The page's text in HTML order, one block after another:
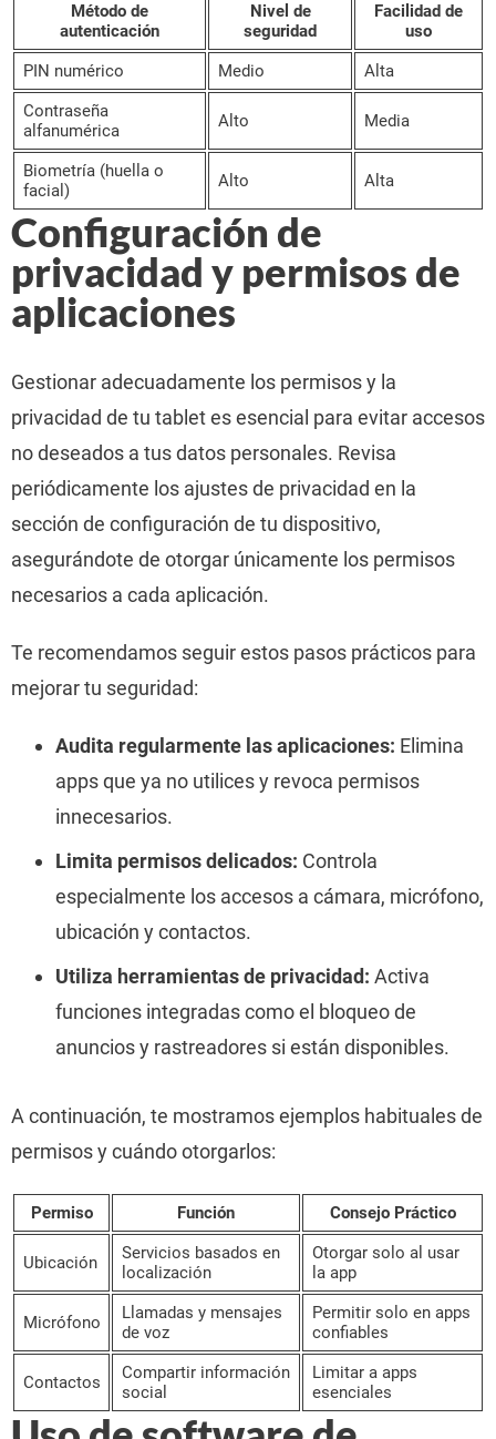
Método de
autenticación
Nivel de
seguridad
Facilidad de
uso
PIN numérico
Medio
Alta
Contraseña
alfanumérica
Alto Media
Biometría (huella o
facial)
Alto Alta
Configuración de
privacidad y permisos de
aplicaciones
Gestionar adecuadamente los permisos y la
privacidad de tu tablet es esencial para evitar accesos
no deseados a tus datos personales. Revisa
periódicamente los ajustes de privacidad en la
sección de configuración de tu dispositivo,
asegurándote de otorgar únicamente los permisos
necesarios a cada aplicación.
Te recomendamos seguir estos pasos prácticos para
mejorar tu seguridad:
Audita regularmente las aplicaciones: Elimina
apps que ya no utilices y revoca permisos
innecesarios.
Limita permisos delicados: Controla
especialmente los accesos a cámara, micrófono,
ubicación y contactos.
Utiliza herramientas de privacidad: Activa
funciones integradas como el bloqueo de
anuncios y rastreadores si están disponibles.
A continuación, te mostramos ejemplos habituales de
permisos y cuándo otorgarlos:
Permiso Función Consejo Práctico
Ubicación
Servicios basados en
localización
Otorgar solo al usar
la app
Micrófono
Llamadas y mensajes
de voz
Permitir solo en apps
confiables
Contactos
Compartir información
social
Limitar a apps
esenciales